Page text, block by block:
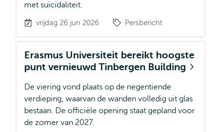
met suïcidaliteit.
vrijdag 26 jun 2026 Persbericht
Erasmus Universiteit bereikt hoogste
punt vernieuwd Tinbergen Building
De viering vond plaats op de negentiende
verdieping, waarvan de wanden volledig uit glas
bestaan. De officiële opening staat gepland voor
de zomer van 2027.